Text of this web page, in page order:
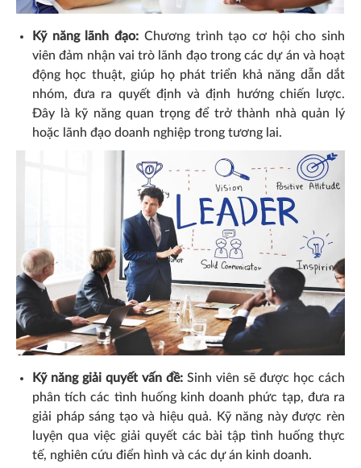
Kỹ năng lãnh đạo: Chương trình tạo cơ hội cho sinh
viên đảm nhận vai trò lãnh đạo trong các dự án và hoạt
động học thuật, giúp họ phát triển khả năng dẫn dắt
nhóm, đưa ra quyết định và định hướng chiến lược.
Đây là kỹ năng quan trọng để trở thành nhà quản lý
hoặc lãnh đạo doanh nghiệp trong tương lai.
Kỹ năng giải quyết vấn đề: Sinh viên sẽ được học cách
phân tích các tình huống kinh doanh phức tạp, đưa ra
giải pháp sáng tạo và hiệu quả. Kỹ năng này được rèn
luyện qua việc giải quyết các bài tập tình huống thực
tế, nghiên cứu điển hình và các dự án kinh doanh.